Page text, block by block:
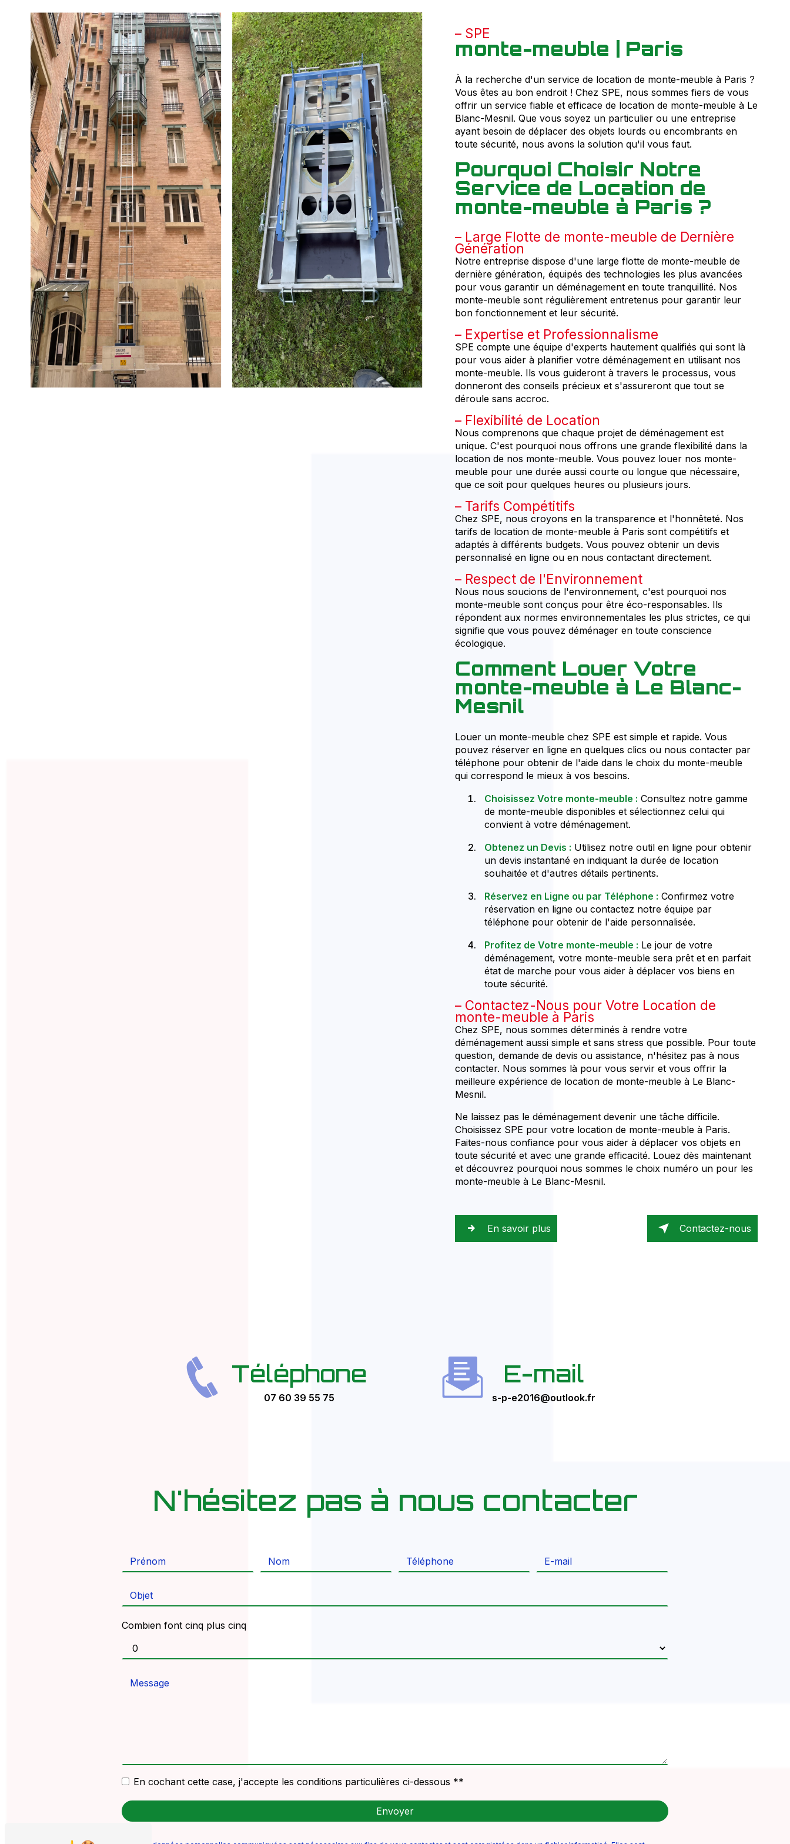
SPE
monte-meuble | Paris
À la recherche d'un service de location de monte-meuble à Paris ?
Vous êtes au bon endroit ! Chez SPE, nous sommes fiers de vous
offrir un service fiable et efficace de location de monte-meuble à Le
Blanc-Mesnil. Que vous soyez un particulier ou une entreprise
ayant besoin de déplacer des objets lourds ou encombrants en
toute sécurité, nous avons la solution qu'il vous faut.
Pourquoi Choisir Notre
Service de Location de
monte-meuble à Paris ?
Large Flotte de monte-meuble de Dernière
Génération
Notre entreprise dispose d'une large flotte de monte-meuble de
dernière génération, équipés des technologies les plus avancées
pour vous garantir un déménagement en toute tranquillité. Nos
monte-meuble sont régulièrement entretenus pour garantir leur
bon fonctionnement et leur sécurité.
Expertise et Professionnalisme
SPE compte une équipe d'experts hautement qualifiés qui sont là
pour vous aider à planifier votre déménagement en utilisant nos
monte-meuble. Ils vous guideront à travers le processus, vous
donneront des conseils précieux et s'assureront que tout se
déroule sans accroc.
Flexibilité de Location
Nous comprenons que chaque projet de déménagement est
unique. C'est pourquoi nous offrons une grande flexibilité dans la
location de nos monte-meuble. Vous pouvez louer nos monte-
meuble pour une durée aussi courte ou longue que nécessaire,
que ce soit pour quelques heures ou plusieurs jours.
Tarifs Compétitifs
Chez SPE, nous croyons en la transparence et l'honnêteté. Nos
tarifs de location de monte-meuble à Paris sont compétitifs et
adaptés à différents budgets. Vous pouvez obtenir un devis
personnalisé en ligne ou en nous contactant directement.
Respect de l'Environnement
Nous nous soucions de l'environnement, c'est pourquoi nos
monte-meuble sont conçus pour être éco-responsables. Ils
répondent aux normes environnementales les plus strictes, ce qui
signifie que vous pouvez déménager en toute conscience
écologique.
Comment Louer Votre
monte-meuble à Le Blanc-
Mesnil
Louer un monte-meuble chez SPE est simple et rapide. Vous
pouvez réserver en ligne en quelques clics ou nous contacter par
téléphone pour obtenir de l'aide dans le choix du monte-meuble
qui correspond le mieux à vos besoins.
Choisissez Votre monte-meuble : Consultez notre gamme
de monte-meuble disponibles et sélectionnez celui qui
convient à votre déménagement.
Obtenez un Devis : Utilisez notre outil en ligne pour obtenir
un devis instantané en indiquant la durée de location
souhaitée et d'autres détails pertinents.
Réservez en Ligne ou par Téléphone : Confirmez votre
réservation en ligne ou contactez notre équipe par
téléphone pour obtenir de l'aide personnalisée.
Profitez de Votre monte-meuble : Le jour de votre
déménagement, votre monte-meuble sera prêt et en parfait
état de marche pour vous aider à déplacer vos biens en
toute sécurité.
Contactez-Nous pour Votre Location de
monte-meuble à Paris
Chez SPE, nous sommes déterminés à rendre votre
déménagement aussi simple et sans stress que possible. Pour toute
question, demande de devis ou assistance, n'hésitez pas à nous
contacter. Nous sommes là pour vous servir et vous offrir la
meilleure expérience de location de monte-meuble à Le Blanc-
Mesnil.
Ne laissez pas le déménagement devenir une tâche difficile.
Choisissez SPE pour votre location de monte-meuble à Paris.
Faites-nous confiance pour vous aider à déplacer vos objets en
toute sécurité et avec une grande efficacité. Louez dès maintenant
et découvrez pourquoi nous sommes le choix numéro un pour les
monte-meuble à Le Blanc-Mesnil.
En savoir plus Contactez-nous
Téléphone
07 60 39 55 75
E-mail
s-p-e2016@outlook.fr
N'hésitez pas à nous contacter
Combien font cinq plus cinq
En cochant cette case, j'accepte les conditions particulières ci-dessous **
Envoyer